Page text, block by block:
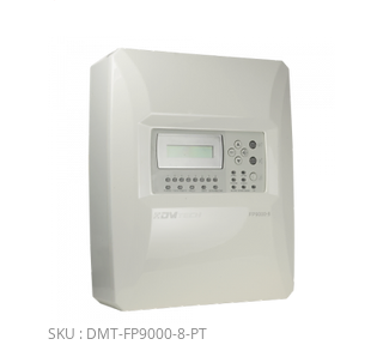
SKU : DMT-FP9000-8-PT